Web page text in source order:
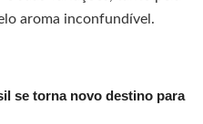
aroma inconfundível.
se torna novo destino para